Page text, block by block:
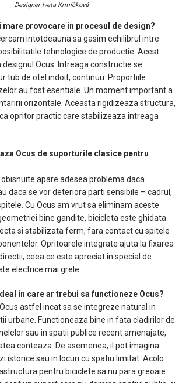
Designer Iveta Krmíčková
mare provocare in procesul de design?
intotdeauna sa gasim echilibrul intre
tehnologice de productie. Acest
designul Ocus. Intreaga constructie se
tub de otel indoit, continuu. Proportiile
au fost esentiale. Un moment important a
orizontale. Aceasta rigidizeaza structura,
opritor practic care stabilizeaza intreaga
Ocus de suporturile clasice pentru
obisnuite apare adesea problema daca
daca se vor deteriora parti sensibile – cadrul,
Cu Ocus am vrut sa eliminam aceste
bine gandite, bicicleta este ghidata
si stabilizata ferm, fara contact cu spitele
Opritoarele integrate ajuta la fixarea
ceea ce este apreciat in special de
electrice mai grele.
in care ar trebui sa functioneze Ocus?
astfel incat sa se integreze natural in
urbane. Functioneaza bine in fata cladirilor de
sau in spatii publice recent amenajate,
conteaza. De asemenea, il pot imagina
istorice sau in locuri cu spatiu limitat. Acolo
pentru biciclete sa nu para greoaie